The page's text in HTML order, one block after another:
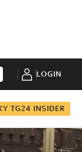
LOGIN
TG24 INSIDER